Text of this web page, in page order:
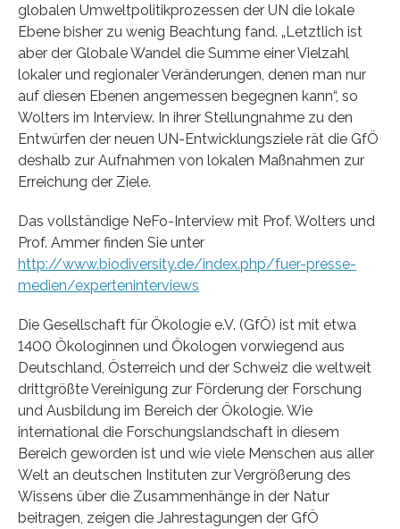
globalen Umweltpolitikprozessen der UN die lokale
Ebene bisher zu wenig Beachtung fand. „Letztlich ist
aber der Globale Wandel die Summe einer Vielzahl
lokaler und regionaler Veränderungen, denen man nur
auf diesen Ebenen angemessen begegnen kann“, so
Wolters im Interview. In ihrer Stellungnahme zu den
Entwürfen der neuen UN-Entwicklungsziele rät die GfÖ
deshalb zur Aufnahmen von lokalen Maßnahmen zur
Erreichung der Ziele.
Das vollständige NeFo-Interview mit Prof. Wolters und
Prof. Ammer finden Sie unter
http://www.biodiversity.de/index.php/fuer-presse-
medien/experteninterviews
Die Gesellschaft für Ökologie e.V. (GfÖ) ist mit etwa
1400 Ökologinnen und Ökologen vorwiegend aus
Deutschland, Österreich und der Schweiz die weltweit
drittgrößte Vereinigung zur Förderung der Forschung
und Ausbildung im Bereich der Ökologie. Wie
international die Forschungslandschaft in diesem
Bereich geworden ist und wie viele Menschen aus aller
Welt an deutschen Instituten zur Vergrößerung des
Wissens über die Zusammenhänge in der Natur
beitragen, zeigen die Jahrestagungen der GfÖ